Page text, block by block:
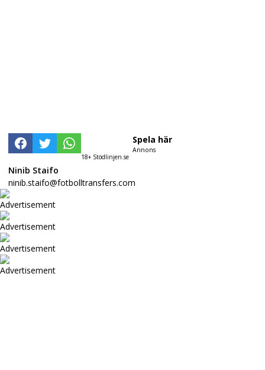
18+ Stödlinjen.se
Spela här
Annons
Ninib Staifo
ninib.staifo@fotbolltransfers.com